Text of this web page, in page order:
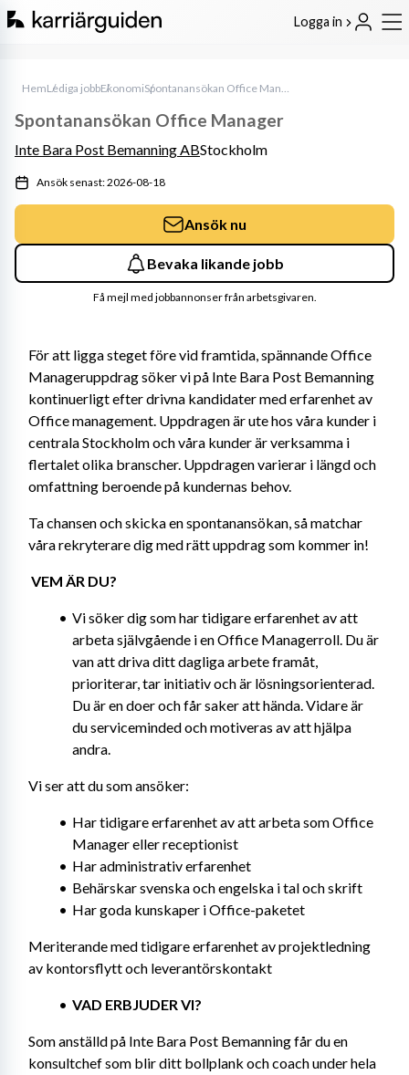
Logga in
HemLediga jobbEkonomi Spontanansökan Office Manager
För att ligga steget före vid framtida, spännande Office
Manageruppdrag söker vi på Inte Bara Post Bemanning
kontinuerligt efter drivna kandidater med erfarenhet av
Office management. Uppdragen är ute hos våra kunder i
centrala Stockholm och våra kunder är verksamma i
flertalet olika branscher. Uppdragen varierar i längd och
omfattning beroende på kundernas behov.
Ta chansen och skicka en spontanansökan, så matchar
våra rekryterare dig med rätt uppdrag som kommer in!
VEM ÄR DU?
Vi söker dig som har tidigare erfarenhet av att
arbeta självgående i en Office Managerroll. Du är
van att driva ditt dagliga arbete framåt,
prioriterar, tar initiativ och är lösningsorienterad.
Du är en doer och får saker att hända. Vidare är
du serviceminded och motiveras av att hjälpa
andra.
Vi ser att du som ansöker:
Har tidigare erfarenhet av att arbeta som Office
Manager eller receptionist
Har administrativ erfarenhet
Behärskar svenska och engelska i tal och skrift
Har goda kunskaper i Office-paketet
Meriterande med tidigare erfarenhet av projektledning
av kontorsflytt och leverantörskontakt
VAD ERBJUDER VI?
Som anställd på Inte Bara Post Bemanning får du en
konsultchef som blir ditt bollplank och coach under hela
Spontanansökan Office Manager
Inte Bara Post Bemanning ABStockholm
Ansök senast: 2026-08-18
Ansök nu
Bevaka likande jobb
Få mejl med jobbannonser från arbetsgivaren.